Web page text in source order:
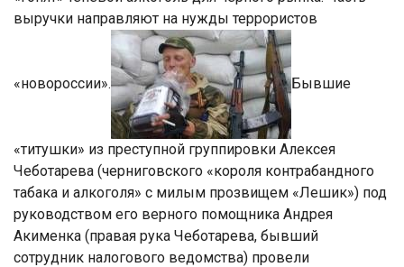
выручки направляют на нужды террористов
«новороссии». Бывшие
«титушки» из преступной группировки Алексея
Чеботарева (черниговского «короля контрабандного
табака и алкоголя» с милым прозвищем «Лешик») под
руководством его верного помощника Андрея
Акименка (правая рука Чеботарева, бывший
сотрудник налогового ведомства) провели